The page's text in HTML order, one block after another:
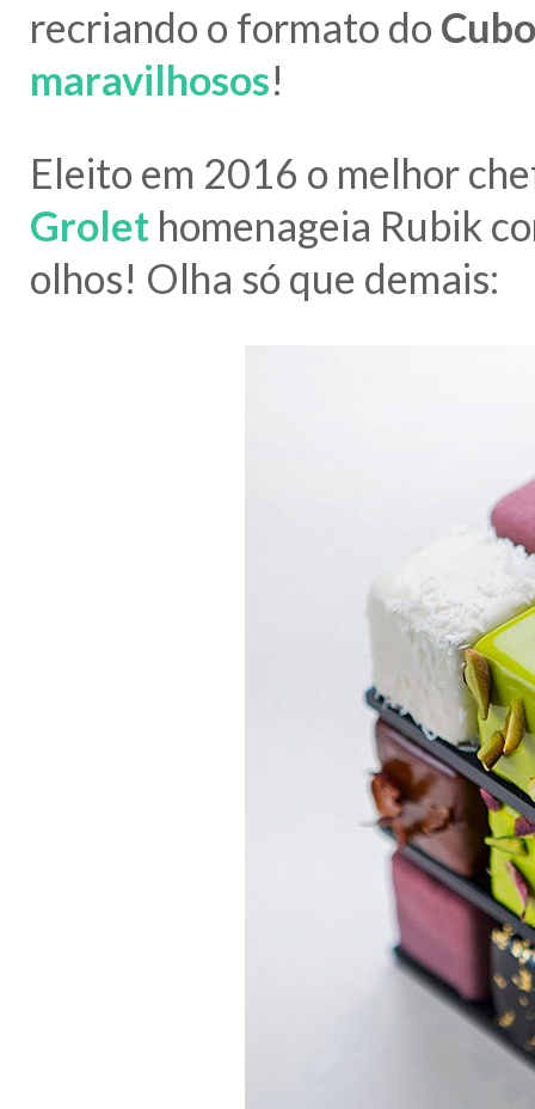
recriando o formato do
maravilhosos!
Eleito em 2016 o melhor
Grolet homenageia Rubik
olhos! Olha só que demais: